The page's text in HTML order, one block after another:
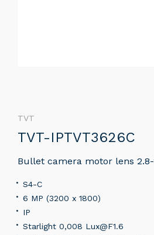
TVT
TVT-IPTVT3626C
Bullet camera motor lens
S4-C
6 MP (3200 x 1800)
IP
Starlight 0,008 Lux@F1.6